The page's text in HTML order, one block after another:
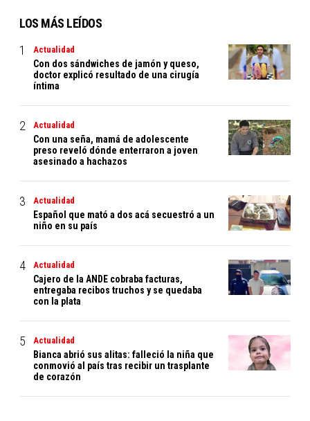
LOS MÁS LEÍDOS
Actualidad
Con dos sándwiches de jamón y queso,
doctor explicó resultado de una cirugía
íntima
Actualidad
Con una seña, mamá de adolescente
preso reveló dónde enterraron a joven
asesinado a hachazos
Actualidad
Español que mató a dos acá secuestró a un
niño en su país
Actualidad
Cajero de la ANDE cobraba facturas,
entregaba recibos truchos y se quedaba
con la plata
Actualidad
Bianca abrió sus alitas: falleció la niña que
conmovió al país tras recibir un trasplante
de corazón